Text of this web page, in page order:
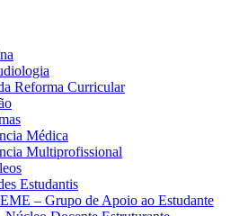
Reforma Curricular
Médica
Multiprofissional
Estudantis
– Grupo de Apoio ao Estudante